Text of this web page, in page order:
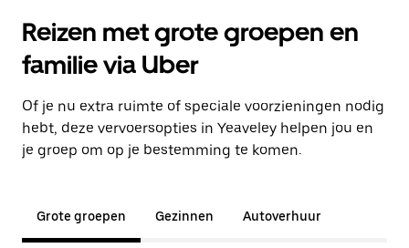
Reizen met grote groepen en
familie via Uber
Of je nu extra ruimte of speciale voorzieningen nodig
hebt, deze vervoersopties in Yeaveley helpen jou en
je groep om op je bestemming te komen.
Grote groepen Gezinnen Autoverhuur